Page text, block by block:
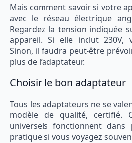
Mais comment savoir si votre
avec le réseau électrique
Regardez la tension indiquée
appareil. Si elle inclut 230V,
Sinon, il faudra peut-être
plus de l’adaptateur.
Choisir le bon adaptateur
Tous les adaptateurs ne se
modèle de qualité, certifié.
universels fonctionnent dans
pratique si vous voyagez